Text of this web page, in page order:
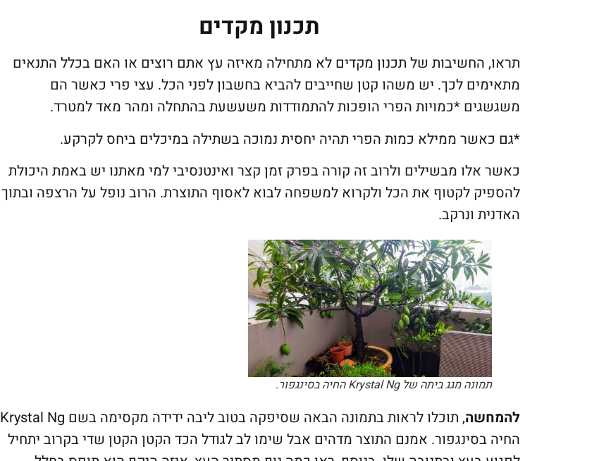
תכנון מקדים
תראו, החשיבות של תכנון מקדים לא מתחילה מאיזה עץ אתם רוצים או האם בכלל התנאים
מתאימים לכך. יש משהו קטן שחייבים להביא בחשבון לפני הכל. עצי פרי כאשר הם
משגשגים *כמויות הפרי הופכות להתמודדות משעשעת בהתחלה ומהר מאד למטרד.
*גם כאשר ממילא כמות הפרי תהיה יחסית נמוכה בשתילה במיכלים ביחס לקרקע.
כאשר אלו מבשילים ולרוב זה קורה בפרק זמן קצר ואינטנסיבי למי מאתנו יש באמת היכולת
להספיק לקטוף את הכל ולקרוא למשפחה לבוא לאסוף התוצרת. הרוב נופל על הרצפה ובתוך
האדנית ונרקב.
תמונה מגג ביתה של Krystal Ng החיה בסינגפור.
להמחשה
, תוכלו לראות בתמונה הבאה שסיפקה בטוב ליבה ידידה מקסימה בשם Krystal Ng
החיה בסינגפור. אמנם התוצר מדהים אבל שימו לב לגודל הכד הקטן הקטן שדי בקרוב יתחיל